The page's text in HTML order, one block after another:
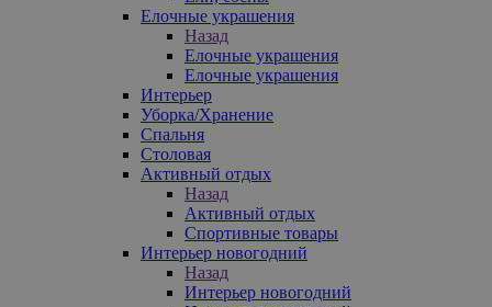
Елочные украшения
Назад
Елочные украшения
Елочные украшения
Интерьер
Уборка/Хранение
Спальня
Столовая
Активный отдых
Назад
Активный отдых
Спортивные товары
Интерьер новогодний
Назад
Интерьер новогодний